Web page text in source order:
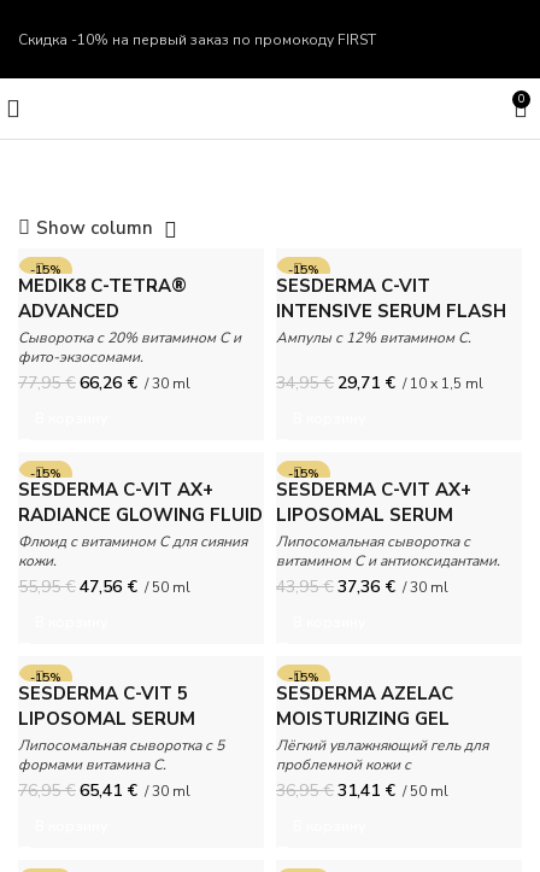
Скидка -10% на первый заказ по промокоду FIRST
0
Show column
-15%
MEDIK8 C-TETRA®
ADVANCED
Сыворотка с 20% витамином C и
фито-экзосомами.
77,95€66,26 € / 30 ml
-15%
SESDERMA C-VIT
INTENSIVE SERUM FLASH
EFFECT AMPOULES
Ампулы с 12% витамином С.
34,95€ 29,71 € / 10 x 1,5 ml
-15%
SESDERMA C-VIT AX+
RADIANCE GLOWING FLUID
Флюид с витамином C для сияния
кожи.
55,95€47,56 € / 50 ml
-15%
SESDERMA C-VIT AX+
LIPOSOMAL SERUM
Липосомальная сыворотка с
витамином С и антиоксидантами.
43,95€37,36 € / 30 ml
-15%
SESDERMA C-VIT 5
LIPOSOMAL SERUM
Липосомальная сыворотка с 5
формами витамина С.
76,95€65,41 € / 30 ml
-15%
SESDERMA AZELAC
MOISTURIZING GEL
Лёгкий увлажняющий гель для
проблемной кожи с
покраснениями.
36,95€31,41 € / 50 ml